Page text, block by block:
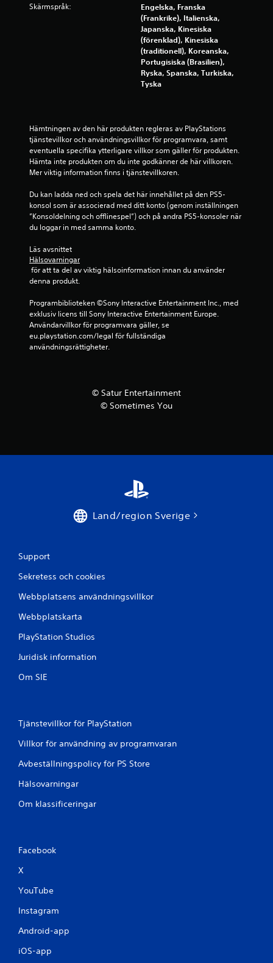
ä
r
r
a
f
b
a
å
Skärmspråk:
Engelska, Franska
(Frankrike), Italienska,
Japanska, Kinesiska
(förenklad), Kinesiska
(traditionell), Koreanska,
Portugisiska (Brasilien),
Ryska, Spanska, Turkiska,
Tyska
Hämtningen av den här produkten regleras av PlayStations
tjänstevillkor och användningsvillkor för programvara, samt
eventuella specifika ytterligare villkor som gäller för produkten.
Hämta inte produkten om du inte godkänner de här villkoren.
Mer viktig information finns i tjänstevillkoren.
Du kan ladda ned och spela det här innehållet på den PS5-
konsol som är associerad med ditt konto (genom inställningen
”Konsoldelning och offlinespel”) och på andra PS5-konsoler när
du loggar in med samma konto.
Läs avsnittet
Hälsovarningar
denna produkt.
Programbiblioteken ©Sony Interactive Entertainment Inc., med
exklusiv licens till Sony Interactive Entertainment Europe.
Användarvillkor för programvara gäller, se
eu.playstation.com/legal för fullständiga
användningsrättigheter.
© Satur Entertainment
© Sometimes You
Land/region Sverige
Support
Sekretess och cookies
Webbplatsens användningsvillkor
Webbplatskarta
PlayStation Studios
Juridisk information
Om SIE
Tjänstevillkor för PlayStation
Villkor för användning av programvaran
Avbeställningspolicy för PS Store
Hälsovarningar
Om klassificeringar
Facebook
X
YouTube
Instagram
Android-app
iOS-app